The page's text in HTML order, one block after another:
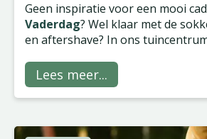
Geen inspiratie voor een mooi
Vaderdag? Wel klaar met de
en aftershave? In ons
iets van zijn gading, of hij nu
of niet!
Lees meer...